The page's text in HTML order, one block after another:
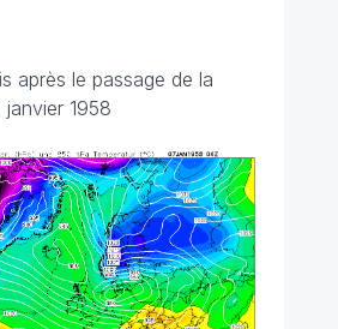
après le passage de la
1958